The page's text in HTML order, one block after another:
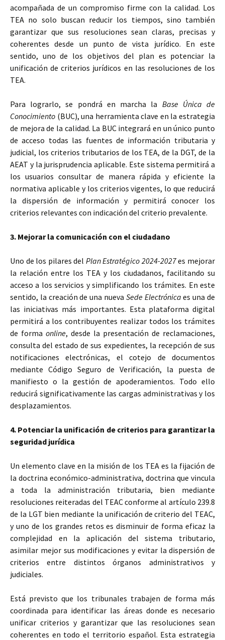
acompañada de un compromiso firme con la calidad. Los
TEA no solo buscan reducir los tiempos, sino también
garantizar que sus resoluciones sean claras, precisas y
coherentes desde un punto de vista jurídico. En este
sentido, uno de los objetivos del plan es potenciar la
unificación de criterios jurídicos en las resoluciones de los
TEA.
Para lograrlo, se pondrá en marcha la Base Única de
Conocimiento (BUC), una herramienta clave en la estrategia
de mejora de la calidad. La BUC integrará en un único punto
de acceso todas las fuentes de información tributaria y
judicial, los criterios tributarios de los TEA, de la DGT, de la
AEAT y la jurisprudencia aplicable. Este sistema permitirá a
los usuarios consultar de manera rápida y eficiente la
normativa aplicable y los criterios vigentes, lo que reducirá
la dispersión de información y permitirá conocer los
criterios relevantes con indicación del criterio prevalente.
3. Mejorar la comunicación con el ciudadano
Uno de los pilares del Plan Estratégico 2024-2027es mejorar
la relación entre los TEA y los ciudadanos, facilitando su
acceso a los servicios y simplificando los trámites. En este
sentido, la creación de una nueva Sede Electrónica es una de
las iniciativas más importantes. Esta plataforma digital
permitirá a los contribuyentes realizar todos los trámites
de forma online, desde la presentación de reclamaciones,
consulta del estado de sus expedientes, la recepción de sus
notificaciones electrónicas, el cotejo de documentos
mediante Código Seguro de Verificación, la puesta de
manifiesto o la gestión de apoderamientos. Todo ello
reducirá significativamente las cargas administrativas y los
desplazamientos.
4. Potenciar la unificación de criterios para garantizar la
seguridad jurídica
Un elemento clave en la misión de los TEA es la fijación de
la doctrina económico-administrativa, doctrina que vincula
a toda la administración tributaria, bien mediante
resoluciones reiteradas del TEAC conforme al artículo 239.8
de la LGT bien mediante la unificación de criterio del TEAC,
y uno de los grandes retos es disminuir de forma eficaz la
complejidad en la aplicación del sistema tributario,
asimilar mejor sus modificaciones y evitar la dispersión de
criterios entre distintos órganos administrativos y
judiciales.
Está previsto que los tribunales trabajen de forma más
coordinada para identificar las áreas donde es necesario
unificar criterios y garantizar que las resoluciones sean
coherentes en todo el territorio español. Esta estrategia